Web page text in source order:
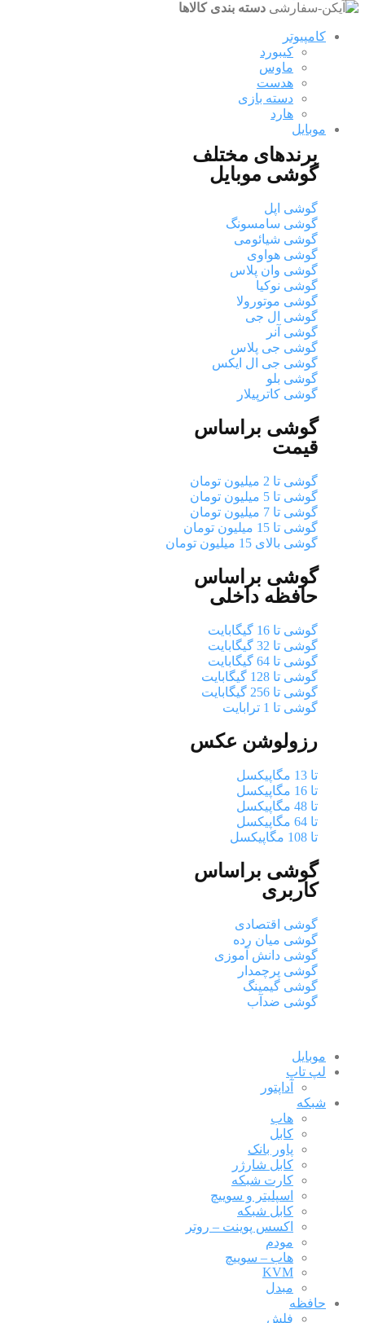
دسته بندی کالاها
کامپیوتر
کیبورد
ماوس
هدست
دسته بازی
هارد
موبایل
برندهای مختلف
گوشی موبایل
گوشی اپل
گوشی سامسونگ
گوشی شیائومی
گوشی هواوی
گوشی وان پلاس
گوشی نوکیا
گوشی موتورولا
گوشی ال جی
گوشی آنر
گوشی جی پلاس
گوشی جی ال ایکس
گوشی بلو
گوشی کاترپیلار
گوشی براساس
قیمت
گوشی تا 2 میلیون تومان
گوشی تا 5 میلیون تومان
گوشی تا 7 میلیون تومان
گوشی تا 15 میلیون تومان
گوشی بالای 15 میلیون تومان
گوشی براساس
حافظه داخلی
گوشی تا 16 گیگابایت
گوشی تا 32 گیگابایت
گوشی تا 64 گیگابایت
گوشی تا 128 گیگابایت
گوشی تا 256 گیگابایت
گوشی تا 1 ترابایت
رزولوشن عکس
تا 13 مگاپیکسل
تا 16 مگاپیکسل
تا 48 مگاپیکسل
تا 64 مگاپیکسل
تا 108 مگاپیکسل
گوشی براساس
کاربری
گوشی اقتصادی
گوشی میان رده
گوشی دانش آموزی
گوشی پرچمدار
گوشی گیمینگ
گوشی ضدآب
موبایل
لپ تاپ
آداپتور
شبکه
هاب
کابل
پاور بانک
کابل شارژر
کارت شبکه
اسپلیتر و سوییچ
کابل شبکه
اکسس پوینت – روتر
مودم
هاب – سوییچ
KVM
مبدل
حافظه
فلش